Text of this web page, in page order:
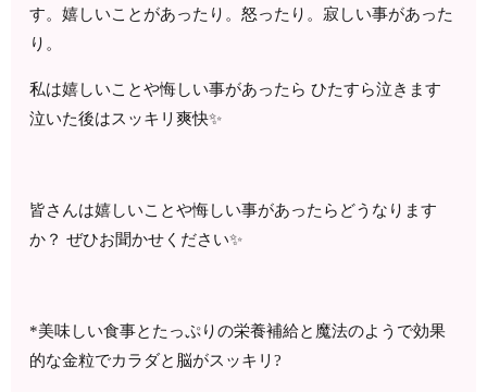
す。嬉しいことがあったり。怒ったり。寂しい事があった
り。
私は嬉しいことや悔しい事があったら ひたすら泣きます
泣いた後はスッキリ爽快✨
皆さんは嬉しいことや悔しい事があったらどうなります
か？ ぜひお聞かせください✨
*美味しい食事とたっぷりの栄養補給と魔法のようで効果
的な金粒でカラダと脳がスッキリ?